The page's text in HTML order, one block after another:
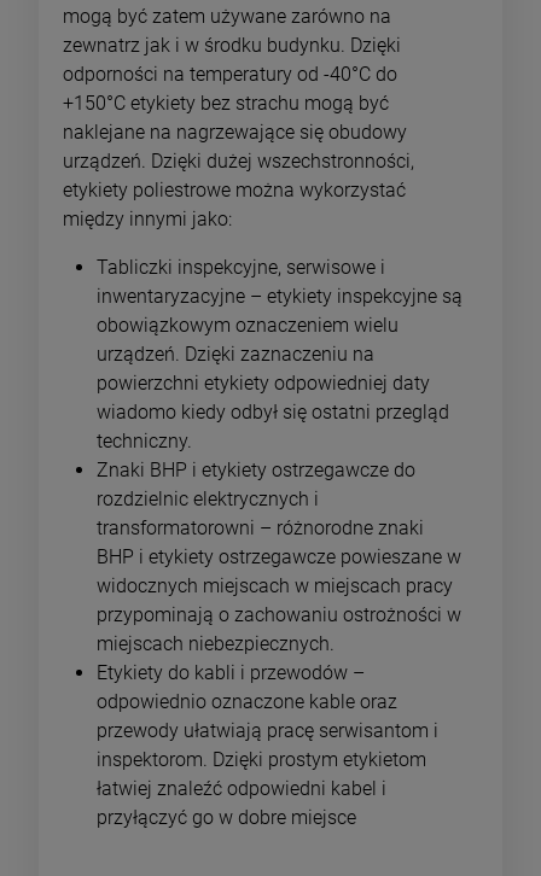
mogą być zatem używane zarówno na
zewnatrz jak i w środku budynku. Dzięki
odporności na temperatury od -40°C do
+150°C etykiety bez strachu mogą być
naklejane na nagrzewające się obudowy
urządzeń. Dzięki dużej wszechstronności,
etykiety poliestrowe można wykorzystać
między innymi jako:
Tabliczki inspekcyjne, serwisowe i
inwentaryzacyjne – etykiety inspekcyjne są
obowiązkowym oznaczeniem wielu
urządzeń. Dzięki zaznaczeniu na
powierzchni etykiety odpowiedniej daty
wiadomo kiedy odbył się ostatni przegląd
techniczny.
Znaki BHP i etykiety ostrzegawcze do
rozdzielnic elektrycznych i
transformatorowni – różnorodne znaki
BHP i etykiety ostrzegawcze powieszane w
widocznych miejscach w miejscach pracy
przypominają o zachowaniu ostrożności w
miejscach niebezpiecznych.
Etykiety do kabli i przewodów –
odpowiednio oznaczone kable oraz
przewody ułatwiają pracę serwisantom i
inspektorom. Dzięki prostym etykietom
łatwiej znaleźć odpowiedni kabel i
przyłączyć go w dobre miejsce